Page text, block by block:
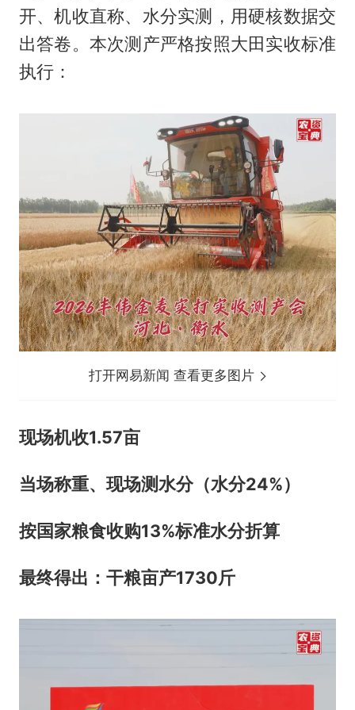
开、机收直称、水分实测，用硬核数据交
出答卷。本次测产严格按照大田实收标准
执行：
打开网易新闻 查看更多图片
现场机收1.57亩
当场称重、现场测水分（水分24%）
按国家粮食收购13%标准水分折算
最终得出：干粮亩产1730斤